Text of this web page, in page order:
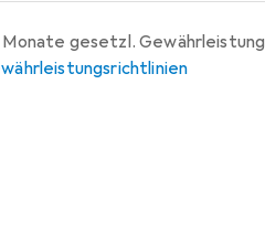
gesetzl. Gewährleistung